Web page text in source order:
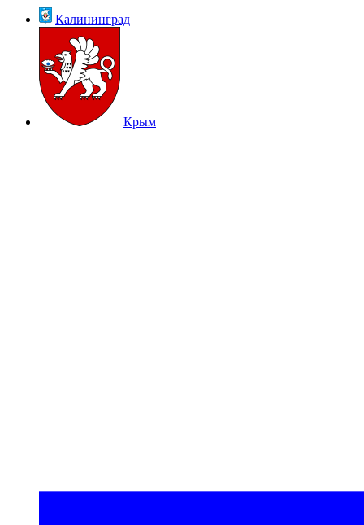
Калининград
Крым